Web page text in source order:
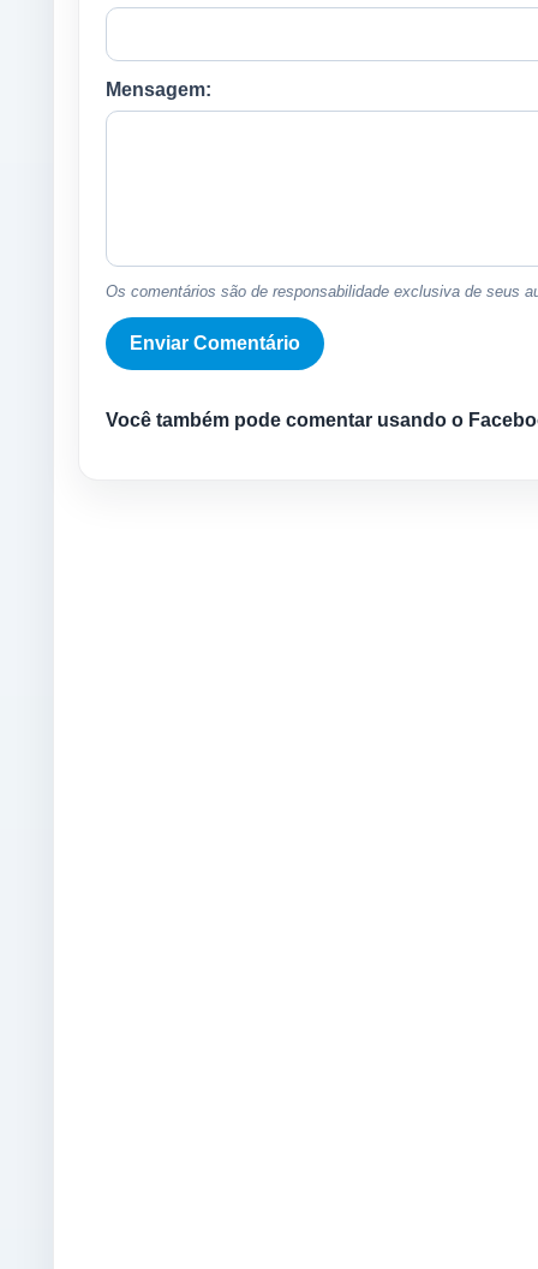
Mensagem:
Os comentários são de responsabilidade exclusiva de seus
Você também pode comentar usando o